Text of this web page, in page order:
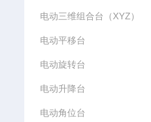
电动三维组合台（XYZ）
电动平移台
电动旋转台
电动升降台
电动角位台